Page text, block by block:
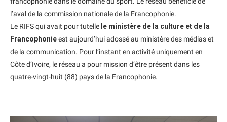
l’aval de la commission nationale de la Francophonie.
Le RIFS qui avait pour tutelle le ministère de la culture et de la
Francophonieest aujourd’hui adossé au ministère des médias et
de la communication. Pour l’instant en activité uniquement en
Côte d’Ivoire, le réseau a pour mission d’être présent dans les
quatre-vingt-huit (88) pays de la Francophonie.